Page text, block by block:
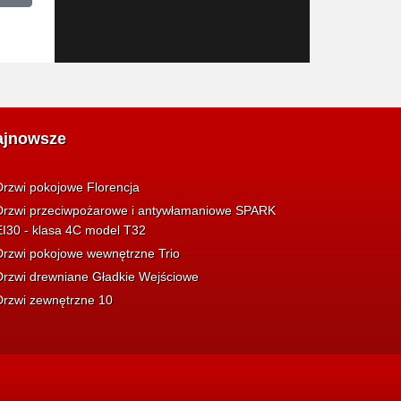
pokojowe Florencja
przeciwpożarowe i antywłamaniowe SPARK
- klasa 4C model T32
pokojowe wewnętrzne Trio
drewniane Gładkie Wejściowe
zewnętrzne 10